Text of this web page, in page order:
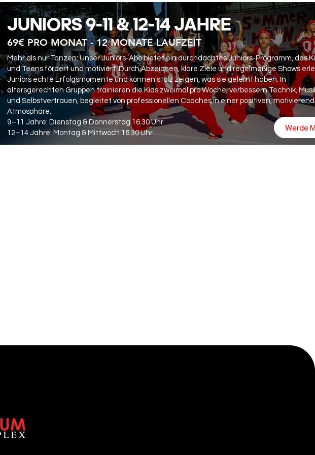
JUNIORS9-11 & 12-14 JAHRE
69€ PRO MONAT - 12 MONATE LAUFZEIT
Mehr als nur Tanzen: Unser Juniors-Abo bietet ein durchdachtes Juniors-Programm, das
und Teens fördert und motiviert. Durch Abzeichen, klare Ziele und regelmäßige Shows
Juniors echte Erfolgsmomente und können stolz zeigen, was sie gelernt haben. In
altersgerechten Gruppen trainieren die Kids zweimal pro Woche, verbessern Technik,
und Selbstvertrauen, begleitet von professionellen Coaches in einer positiven,
Atmosphäre.
9–11 Jahre: Dienstag & Donnerstag 16.30 Uhr
12–14 Jahre: Montag & Mittwoch 16.30 Uhr
Werde